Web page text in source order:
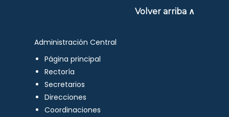
Volver arriba ∧
Administración Central
Página principal
Rectoría
Secretarios
Direcciones
Coordinaciones